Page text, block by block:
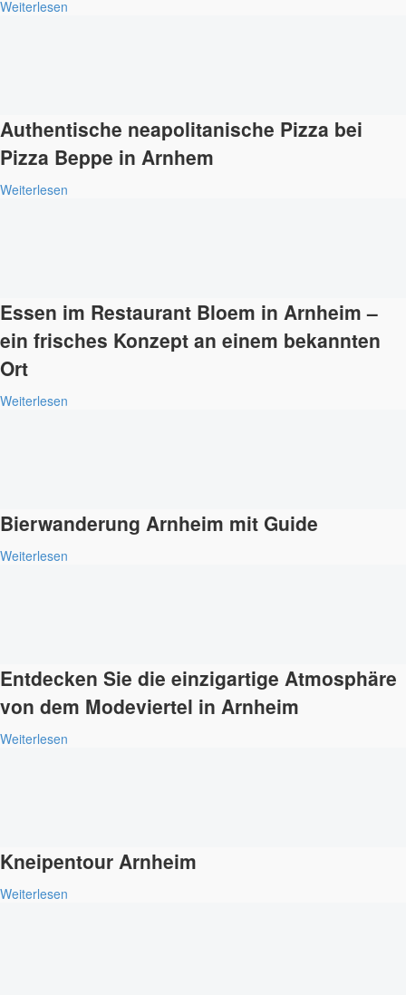
Weiterlesen
Authentische neapolitanische Pizza bei
Pizza Beppe in Arnhem
Weiterlesen
Essen im Restaurant Bloem in Arnheim –
ein frisches Konzept an einem bekannten
Ort
Weiterlesen
Bierwanderung Arnheim mit Guide
Weiterlesen
Entdecken Sie die einzigartige Atmosphäre
von dem Modeviertel in Arnheim
Weiterlesen
Kneipentour Arnheim
Weiterlesen